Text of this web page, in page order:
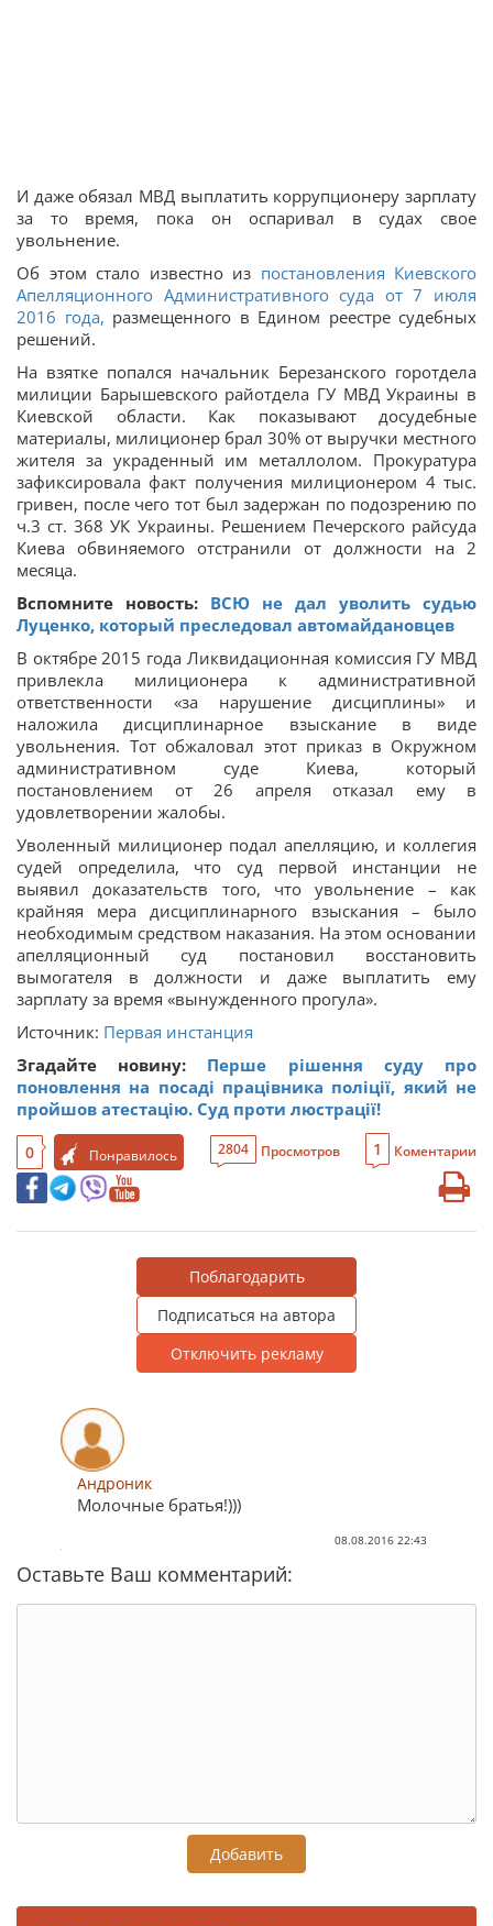
И даже обязал МВД выплатить коррупционеру зарплату
за то время, пока он оспаривал в судах свое
увольнение.
Об этом стало известно из постановления Киевского
Апелляционного Административного суда от 7 июля
2016 года, размещенного в Едином реестре судебных
решений.
На взятке попался начальник Березанского горотдела
милиции Барышевского райотдела ГУ МВД Украины в
Киевской области. Как показывают досудебные
материалы, милиционер брал 30% от выручки местного
жителя за украденный им металлолом. Прокуратура
зафиксировала факт получения милиционером 4 тыс.
гривен, после чего тот был задержан по подозрению по
ч.3 ст. 368 УК Украины. Решением Печерского райсуда
Киева обвиняемого отстранили от должности на 2
месяца.
Вспомните новость: ВСЮ не дал уволить судью
Луценко, который преследовал автомайдановцев
В октябре 2015 года Ликвидационная комиссия ГУ МВД
привлекла милиционера к административной
ответственности «за нарушение дисциплины» и
наложила дисциплинарное взыскание в виде
увольнения. Тот обжаловал этот приказ в Окружном
административном суде Киева, который
постановлением от 26 апреля отказал ему в
удовлетворении жалобы.
Уволенный милиционер подал апелляцию, и коллегия
судей определила, что суд первой инстанции не
выявил доказательств того, что увольнение – как
крайняя мера дисциплинарного взыскания – было
необходимым средством наказания. На этом основании
апелляционный суд постановил восстановить
вымогателя в должности и даже выплатить ему
зарплату за время «вынужденного прогула».
Источник: Первая инстанция
Згадайте новину: Перше рішення суду про
поновлення на посаді працівника поліції, який не
пройшов атестацію. Суд проти люстрації!
0 Понравилось 2804 Просмотров 1 Коментарии
Поблагодарить
Подписаться на автора
Отключить рекламу
Андроник
Молочные братья!)))
08.08.2016 22:43
Оставьте Ваш комментарий:
Добавить